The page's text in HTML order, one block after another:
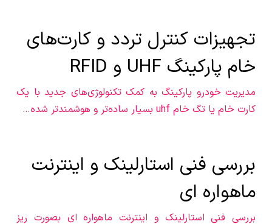
تجهیزات کنترل تردد و کارت‌های
خام پارکینگ UHF و RFID
مدیریت خودرو پارکینگ به کمک تکنولوژی‌های جدید با یک
کارت خام یا تگ خام uhf بسیار ساده‌تر و هوشمندتر شده…
بررسی فنی استارلینک و اینترنت
ماهواره ای
بررسی فنی استارلینک و اینترنت ماهواره ای بصورت ریز